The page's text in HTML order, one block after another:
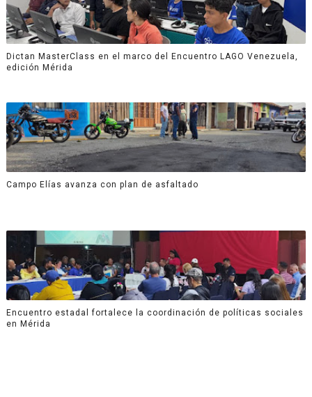
Dictan MasterClass en el marco del Encuentro LAGO Venezuela,
edición Mérida
Campo Elías avanza con plan de asfaltado
Encuentro estadal fortalece la coordinación de políticas sociales
en Mérida